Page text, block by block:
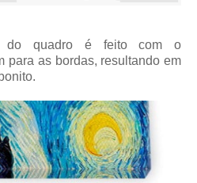
do quadro é feito com o
para as bordas, resultando em